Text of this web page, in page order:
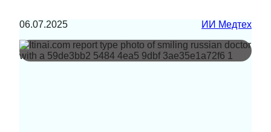
06.07.2025 ИИ Медтех